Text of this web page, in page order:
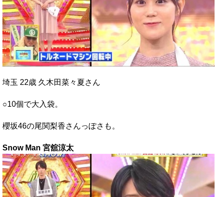
埼玉 22歳 久木田菜々夏さん
○10個で大入袋。
櫻坂46の尾関梨香さんっぽさも。
Snow Man 宮舘涼太